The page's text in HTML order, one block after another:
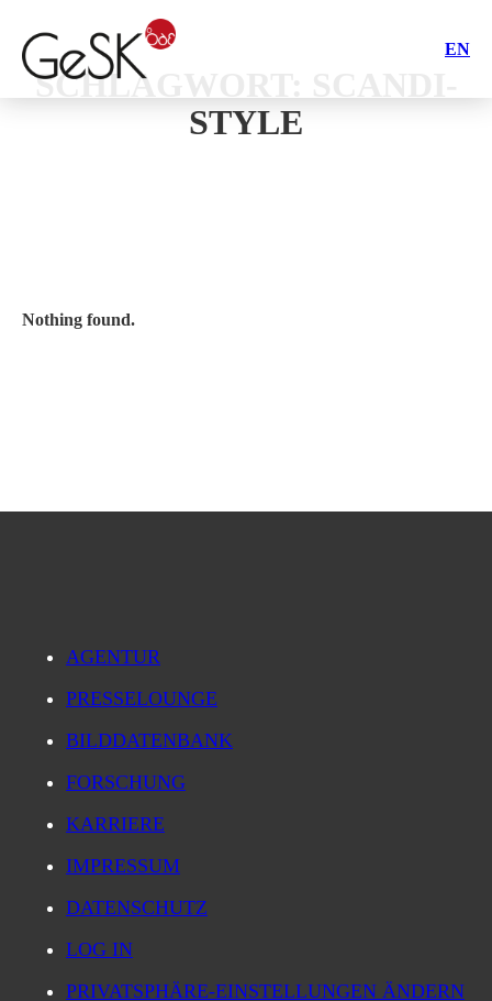
EN
SCHLAGWORT:
STYLE
Nothing found.
AGENTUR
PRESSELOUNGE
BILDDATENBANK
FORSCHUNG
KARRIERE
IMPRESSUM
DATENSCHUTZ
LOG IN
PRIVATSPHÄRE-EINSTELLUNGEN ÄNDERN